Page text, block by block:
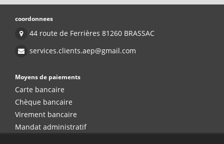
coordonnees
44 route de Ferrières 81260 BRASSAC
services.clients.aep@gmail.com
Moyens de paiements
Carte bancaire
Chèque bancaire
Virement bancaire
Mandat administratif